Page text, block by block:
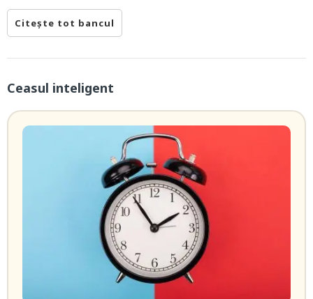
Citește tot bancul
Ceasul inteligent